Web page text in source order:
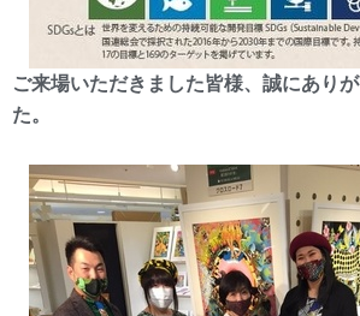
ご来場いただきました皆様、誠にあり
た。